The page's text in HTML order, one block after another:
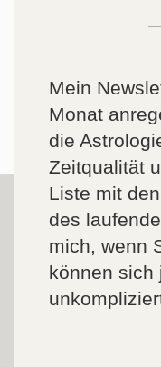
Mein
Monat
die
Zeitqualität
Liste mit
des
mich, wenn
können sich